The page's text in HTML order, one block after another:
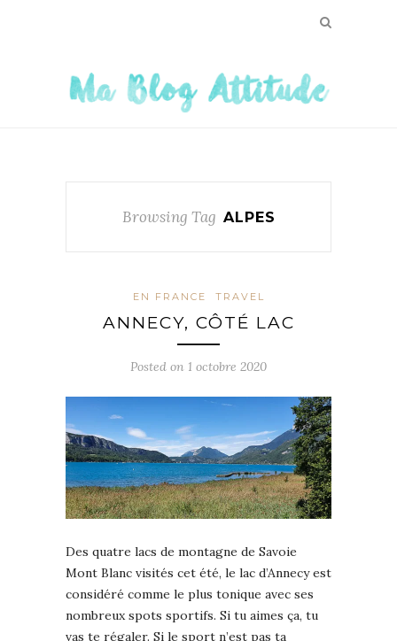
Browsing Tag ALPES
EN FRANCE TRAVEL
ANNECY, CÔTÉ LAC
Posted on 1 octobre 2020
Des quatre lacs de montagne de Savoie
Mont Blanc visités cet été, le lac d’Annecy est
considéré comme le plus tonique avec ses
nombreux spots sportifs. Si tu aimes ça, tu
vas te régaler. Si le sport n’est pas ta